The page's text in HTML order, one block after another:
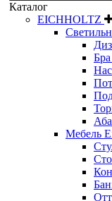
Каталог
EICHHOLTZ
Мебель